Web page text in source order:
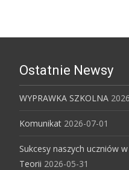
Ostatnie Newsy
WYPRAWKA SZKOLNA
Komunikat 2026-07-01
Sukcesy naszych uczniów
Teorii 2026-05-31